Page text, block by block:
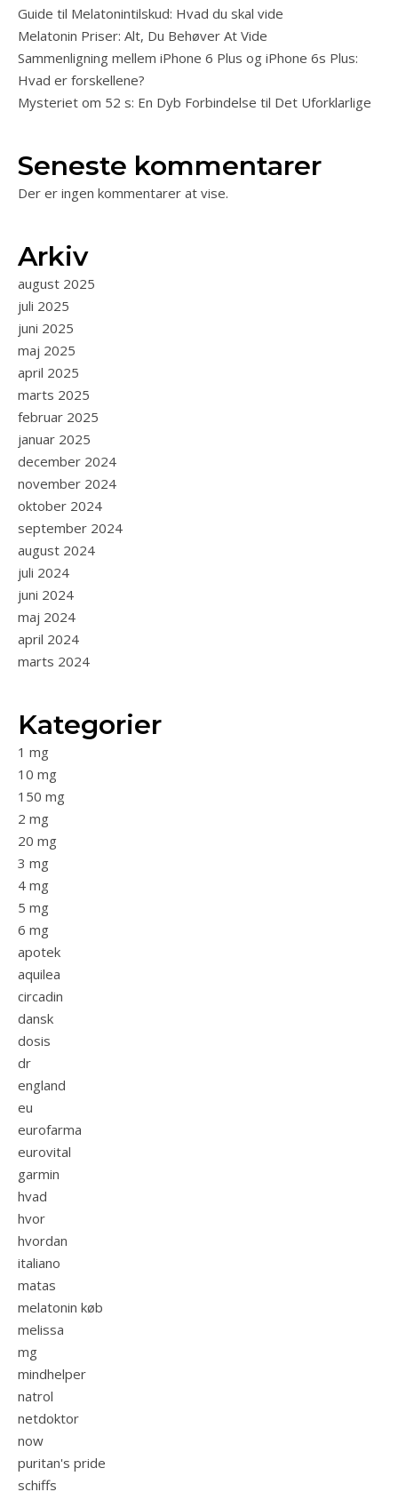
Guide til Melatonintilskud: Hvad du skal vide
Melatonin Priser: Alt, Du Behøver At Vide
Sammenligning mellem iPhone 6 Plus og iPhone 6s Plus:
Hvad er forskellene?
Mysteriet om 52 s: En Dyb Forbindelse til Det Uforklarlige
Seneste kommentarer
Der er ingen kommentarer at vise.
Arkiv
august 2025
juli 2025
juni 2025
maj 2025
april 2025
marts 2025
februar 2025
januar 2025
december 2024
november 2024
oktober 2024
september 2024
august 2024
juli 2024
juni 2024
maj 2024
april 2024
marts 2024
Kategorier
1 mg
10 mg
150 mg
2 mg
20 mg
3 mg
4 mg
5 mg
6 mg
apotek
aquilea
circadin
dansk
dosis
dr
england
eu
eurofarma
eurovital
garmin
hvad
hvor
hvordan
italiano
matas
melatonin køb
melissa
mg
mindhelper
natrol
netdoktor
now
puritan's pride
schiffs